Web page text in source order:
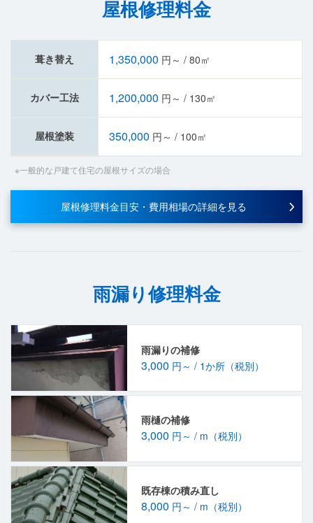
屋根修理料金
葺き替え 1,350,000 円～ / 80㎡
カバー工法 1,200,000 円～ / 130㎡
屋根塗装 350,000 円～ / 100㎡
※一般的な戸建て住宅の屋根サイズの場合
屋根修理料金目安・費用相場の詳細を見る
雨漏り修理料金
雨漏りの補修
3,000 円～ / 1か所（税別）
雨樋の補修
3,000 円～ / m（税別）
既存棟の積み直し
8,000 円～ / m（税別）